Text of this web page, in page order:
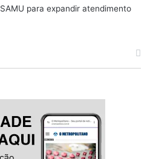
para expandir atendimento